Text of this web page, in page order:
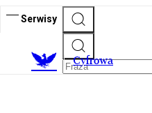
Serwisy
Cyfrowa